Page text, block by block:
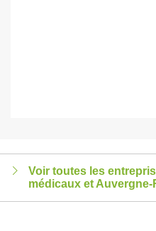
Voir toutes les
médicaux et